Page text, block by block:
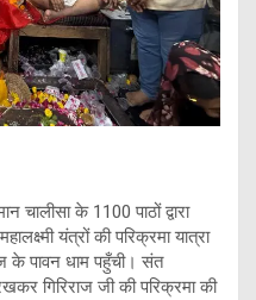
के 1100 पाठों द्वारा
यंत्रों की परिक्रमा यात्रा
के पावन धाम पहुँची। संत
गिरिराज जी की परिक्रमा की